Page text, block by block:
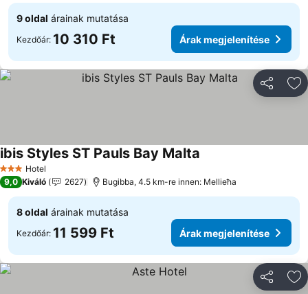
9 oldal árainak mutatása
Kezdőár: 10 310 Ft Árak megjelenítése
3 Kategória
Hotel
ibis Styles ST Pauls Bay Malta
9,0 Kiváló 2627 Bugibba, 4.5 km-re innen: Mellieħa
8 oldal árainak mutatása
Kezdőár: 11 599 Ft Árak megjelenítése